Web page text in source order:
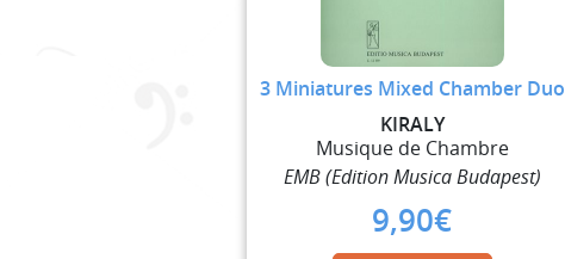
3 Miniatures Mixed Chamber Duo
KIRALY
Musique de Chambre
EMB (Edition Musica Budapest)
9,90€